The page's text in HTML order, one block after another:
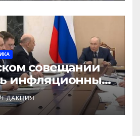
совещании
инфляционным